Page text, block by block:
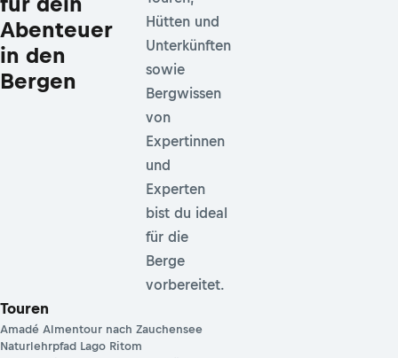
Abenteuer
in den
Bergen
Hütten und
Unterkünften
sowie
Bergwissen
von
Expertinnen
und
Experten
bist du ideal
für die
Berge
vorbereitet.
Touren
Amadé Almentour nach Zauchensee
Naturlehrpfad Lago Ritom